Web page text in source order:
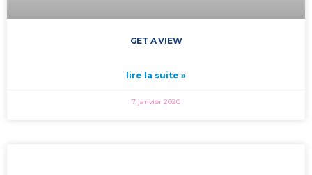
GET A VIEW
lire la suite »
7 janvier 2020